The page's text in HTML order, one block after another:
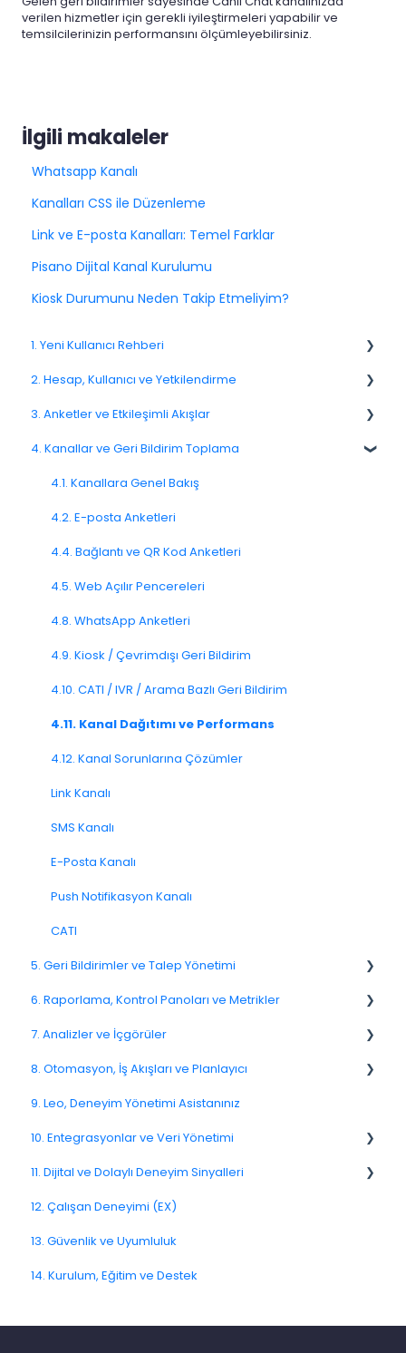
verilen hizmetler için gerekli iyileştirmeleri yapabilir ve
temsilcilerinizin performansını ölçümleyebilirsiniz.
İlgili makaleler
Whatsapp Kanalı
Kanalları CSS ile Düzenleme
Link ve E-posta Kanalları: Temel Farklar
Pisano Dijital Kanal Kurulumu
Kiosk Durumunu Neden Takip Etmeliyim?
1. Yeni Kullanıcı Rehberi
1.1. Platforma Genel Bakış
1.3. Navigasyon ve Çalışma Alanı
2. Hesap, Kullanıcı ve Yetkilendirme
2.1 Hesap Ayarları
2.2. Kullanıcı Yönetimi
2.3. Roller ve İzinler
2.4. Ekipler, Birimler ve Organizasyon Yapısı
2.5. Erişim Politikaları
2.6. Bildirimler ve Kullanıcı Tercihleri
3. Anketler ve Etkileşimli Akışlar
3.1. Anketlere Giriş
3.2. Anket Oluşturma ve Yönetme
3.3. Soru Türleri
3.4. Anket Mantığı ve Akış Yapısı
3.5. Anket Tasarımı ve Biçimlendirme
3.6. Diller ve Yerelleştirme
3.7. Anket Test Etme ve Yayınlama
Soru Tipleri S.S.S
KVKK
4. Kanallar ve Geri Bildirim Toplama
4.1. Kanallara Genel Bakış
4.2. E-posta Anketleri
4.4. Bağlantı ve QR Kod Anketleri
4.5. Web Açılır Pencereleri
4.8. WhatsApp Anketleri
4.9. Kiosk / Çevrimdışı Geri Bildirim
4.10. CATI / IVR / Arama Bazlı Geri Bildirim
4.11. Kanal Dağıtımı ve Performans
4.12. Kanal Sorunlarına Çözümler
Link Kanalı
SMS Kanalı
E-Posta Kanalı
Push Notifikasyon Kanalı
CATI
5. Geri Bildirimler ve Talep Yönetimi
Spam
Geri Bildirim
Müşteri Yanıtlama
Geri Bildirimlerle İlgili Sorular
Atama
5.4. Geri Bildirim Atama
5.10. Geri Bildirimleri Dışa Aktarma
6. Raporlama, Kontrol Panoları ve Metrikler
NPS
CSAT
Raporlama 2025
6.3. Dashboard Kurulumu ve Yönetimi
7. Analizler ve İçgörüler
7.6. Etken Analizi
8. Otomasyon, İş Akışları ve Planlayıcı
8.2. Kurallar ve Eskalasyonlar
8.5. İş Akışı Aksiyonları
9. Leo, Deneyim Yönetimi Asistanınız
10. Entegrasyonlar ve Veri Yönetimi
10.10. Veri Modeli ve Meta Veriler
11. Dijital ve Dolaylı Deneyim Sinyalleri
11.7. Yolculuk Sinyalleri
12. Çalışan Deneyimi (EX)
13. Güvenlik ve Uyumluluk
14. Kurulum, Eğitim ve Destek